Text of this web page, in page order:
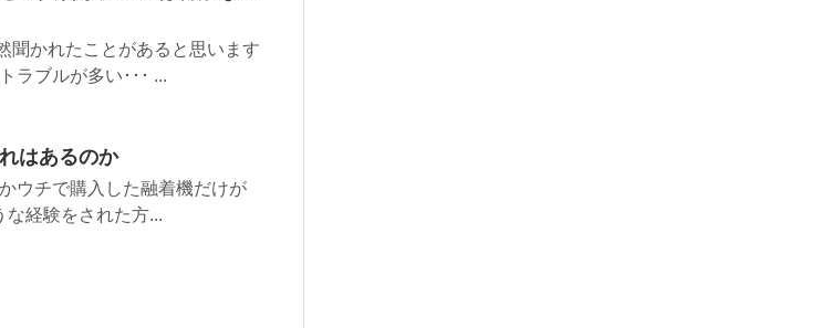
聞かれたことがあると思います
ラブルが多い･･･ ...
はあるのか
ウチで購入した融着機だけが
な経験をされた方...